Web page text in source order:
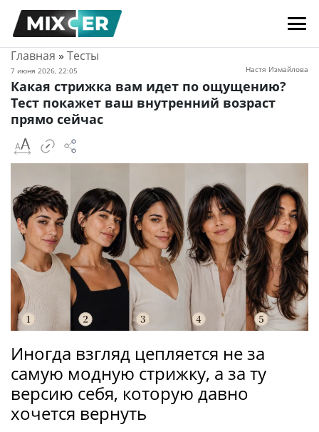
Главная » Тесты
7 июня 2026, 22:05 Настя Измайлова
Какая стрижка вам идет по ощущению?
Тест покажет ваш внутренний возраст
прямо сейчас
Иногда взгляд цепляется не за
самую модную стрижку, а за ту
версию себя, которую давно
хочется вернуть